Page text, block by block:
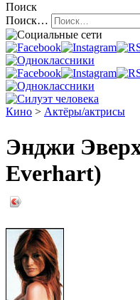
Поиск
Поиск…
Кино > Актёры/актрисы
Энджи
Everhart)